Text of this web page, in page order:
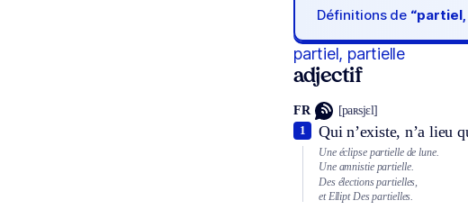
Définitions de
partiel, partielle
adjectif
FR [paʀsjɛl]
Qui n’existe, n’a lieu
1
Une éclipse partielle de lune.
Une amnistie partielle.
Des élections partielles,
etEllipt Des partielles.